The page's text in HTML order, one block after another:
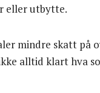
eller utbytte.
mindre skatt på
alltid klart hva